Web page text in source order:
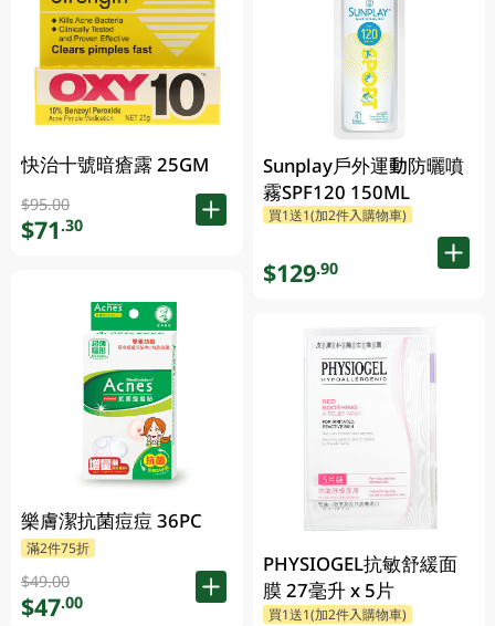
快治十號暗瘡露 25GM
$95.00
$71.30
樂膚潔抗菌痘痘 36PC
滿2件75折
$49.00
$47.00
Sunplay戶外運動防曬噴
霧SPF120 150ML
買1送1(加2件入購物車)
$129.90
PHYSIOGEL抗敏舒緩面
膜 27毫升 x 5片
買1送1(加2件入購物車)